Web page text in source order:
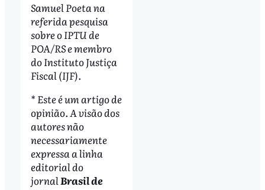
Samuel Poeta na
referida pesquisa
sobre o IPTU de
POA/RS e membro
do Instituto Justiça
Fiscal (IJF).
* Este é um artigo de
opinião. A visão dos
autores não
necessariamente
expressa a linha
editorial do
jornalBrasil de